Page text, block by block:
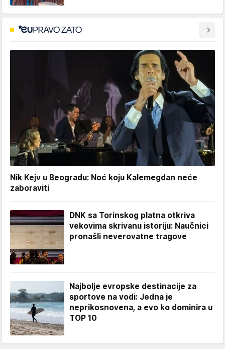
Nik Kejv u Beogradu: Noć koju Kalemegdan neće
zaboraviti
DNK sa Torinskog platna otkriva
vekovima skrivanu istoriju: Naučnici
pronašli neverovatne tragove
Najbolje evropske destinacije za
sportove na vodi: Jedna je
neprikosnovena, a evo ko dominira u
TOP 10